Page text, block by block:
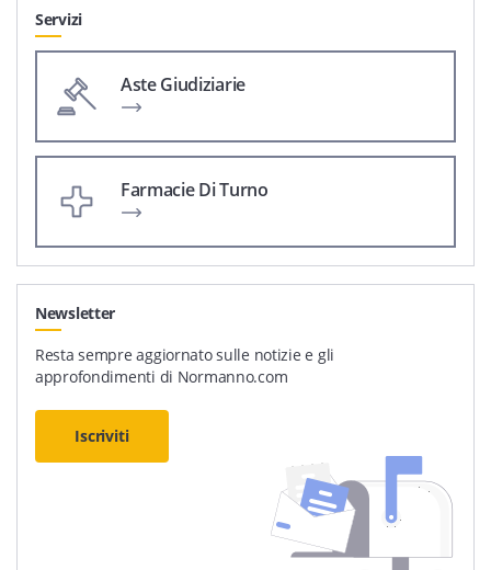
Servizi
Aste Giudiziarie
Farmacie Di Turno
Newsletter
Resta sempre aggiornato sulle notizie e gli
approfondimenti di Normanno.com
Iscriviti